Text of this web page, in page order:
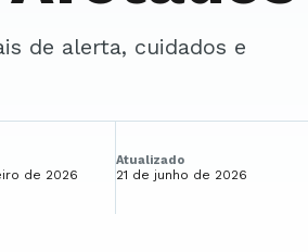
de 2026
Atualizado
21 de junho de 2026